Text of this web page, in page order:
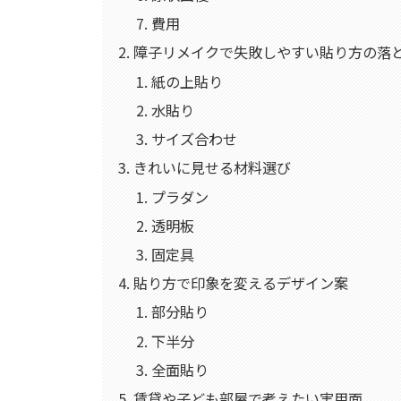
費用
障子リメイクで失敗しやすい貼り方の落
紙の上貼り
水貼り
サイズ合わせ
きれいに見せる材料選び
プラダン
透明板
固定具
貼り方で印象を変えるデザイン案
部分貼り
下半分
全面貼り